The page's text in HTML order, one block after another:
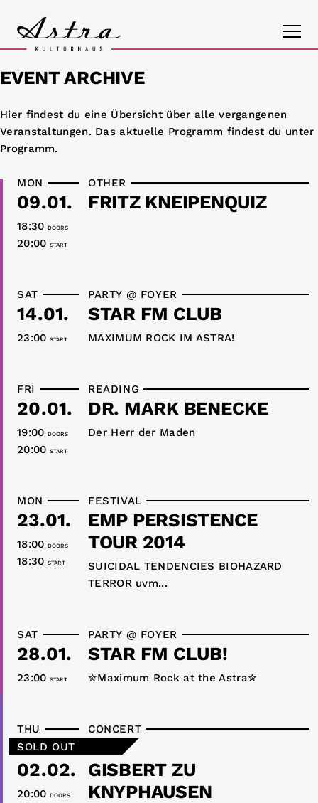
PROGRAM
EVENT ARCHIVE
Hier findest du eine Übersicht über alle vergangenen
Veranstaltungen. Das aktuelle Programm findest du unter
Programm.
MON
09.01.
DOORS
18:30
START
20:00
OTHER
FRITZ KNEIPENQUIZ
SAT
14.01.
START
23:00
PARTY @ FOYER
STAR FM CLUB
MAXIMUM ROCK IM ASTRA!
FRI
20.01.
DOORS
19:00
START
20:00
READING
DR. MARK BENECKE
Der Herr der Maden
MON
23.01.
DOORS
18:00
START
18:30
FESTIVAL
EMP PERSISTENCE
TOUR 2014
SUICIDAL TENDENCIES BIOHAZARD
TERROR uvm...
SAT
28.01.
START
23:00
PARTY @ FOYER
STAR FM CLUB!
✮Maximum Rock at the Astra✮
SOLD OUT
THU
02.02.
DOORS
20:00
CONCERT
GISBERT ZU
KNYPHAUSEN